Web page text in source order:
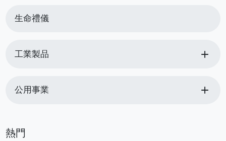
生命禮儀
工業製品 add
公用事業 add
熱門